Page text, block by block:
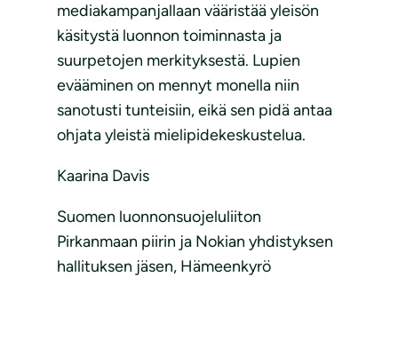
mediakampanjallaan vääristää yleisön
käsitystä luonnon toiminnasta ja
suurpetojen merkityksestä. Lupien
evääminen on mennyt monella niin
sanotusti tunteisiin, eikä sen pidä antaa
ohjata yleistä mielipidekeskustelua.
Kaarina Davis
Suomen luonnonsuojeluliiton
Pirkanmaan piirin ja Nokian yhdistyksen
hallituksen jäsen, Hämeenkyrö